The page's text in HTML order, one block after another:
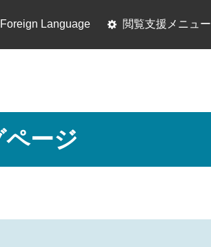
Foreign Language 閲覧支援メニュー
ージ